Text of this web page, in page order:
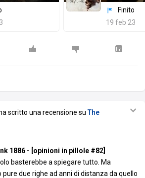
Finito
19 feb 23
ha scritto una recensione suThe
1886 - [opinioni in pillole #82]
basterebbe a spiegare tutto. Ma
pure due righe ad anni di distanza da quello